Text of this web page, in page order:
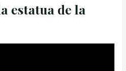
estatua de la